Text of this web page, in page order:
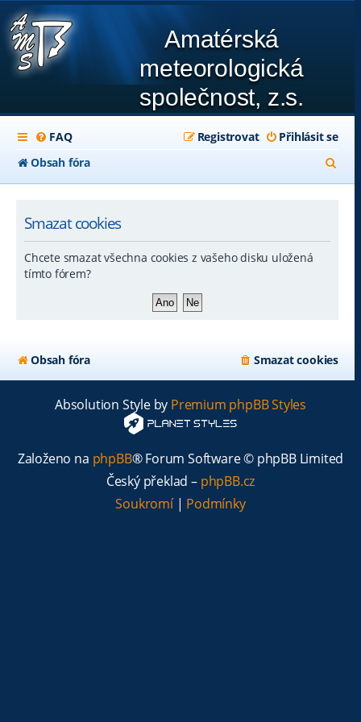
Amatérská
meteorologická
společnost, z.s.
FAQ Přihlásit se
Registrovat
Obsah fóra
l
Smazat cookies
Chcete smazat všechna cookies z vašeho disku uložená
tímto fórem?
Obsah fóra Smazat cookies
Absolution Style by Premium phpBB Styles
Založeno na phpBB® Forum Software © phpBB Limited
Český překlad – phpBB.cz
Soukromí| Podmínky